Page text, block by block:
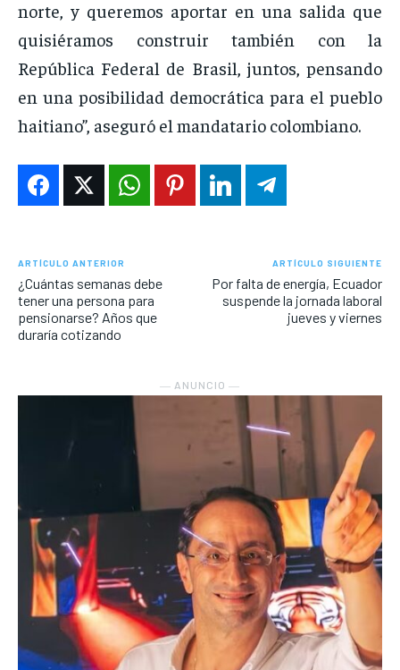
norte, y queremos aportar en una salida que
quisiéramos construir también con la
República Federal de Brasil, juntos, pensando
en una posibilidad democrática para el pueblo
haitiano”, aseguró el mandatario colombiano.
ARTÍCULO ANTERIOR
¿Cuántas semanas debe
tener una persona para
pensionarse? Años que
duraría cotizando
ARTÍCULO SIGUIENTE
Por falta de energía, Ecuador
suspende la jornada laboral
jueves y viernes
― ANUNCIO ―